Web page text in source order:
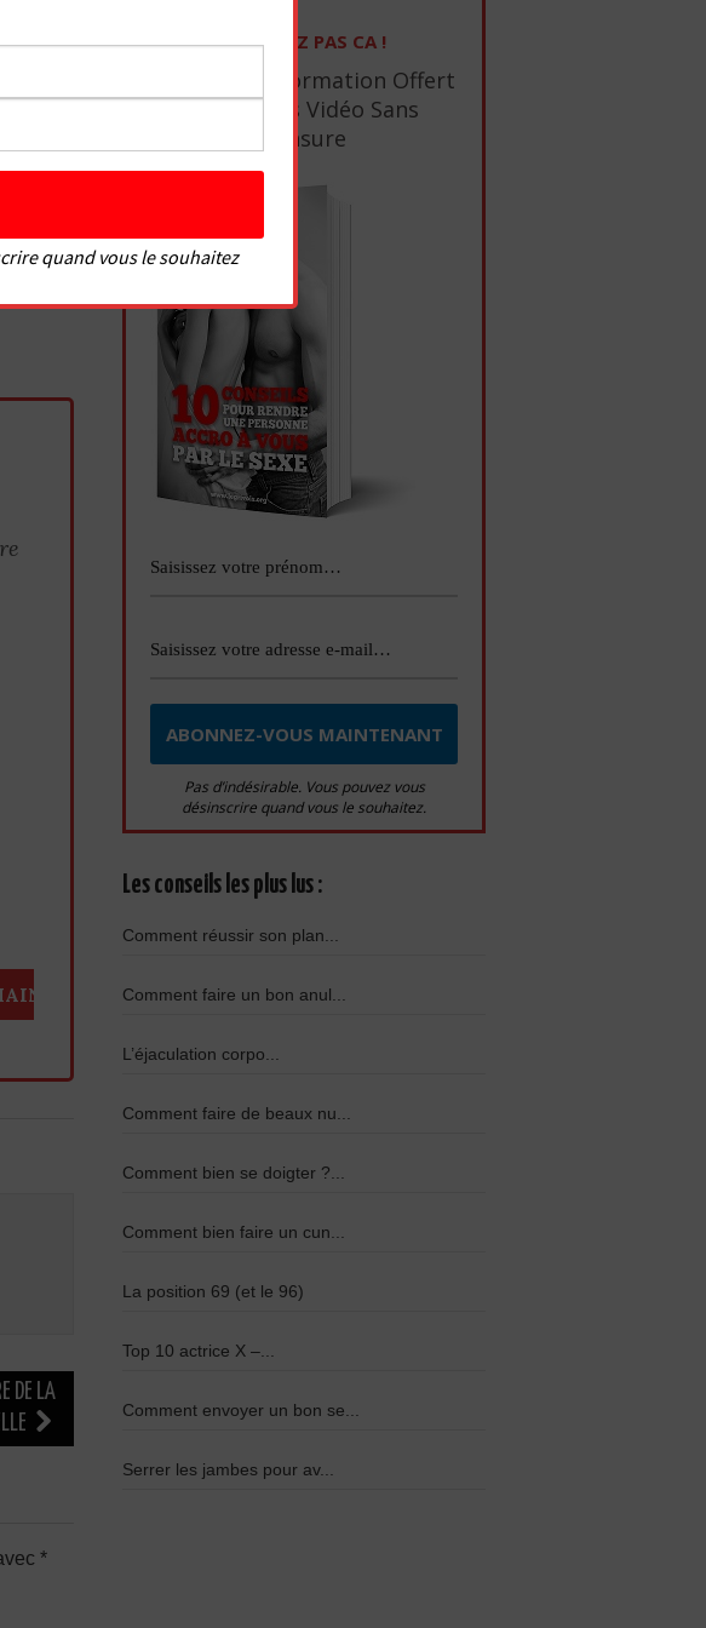
etc.
DE LA
*
NE RATEZ PAS CA !
1 Ebook De Formation Offert
+ 10 Tutos Vidéo Sans
Censure
Pas d’indésirable. Vous pouvez vous
désinscrire quand vous le souhaitez.
Les conseils les plus lus :
Comment réussir son plan...
Comment faire un bon anul...
L’éjaculation corpo...
Comment faire de beaux nu...
Comment bien se doigter ?...
Comment bien faire un cun...
La position 69 (et le 96)
Top 10 actrice X –...
Comment envoyer un bon se...
Serrer les jambes pour av...
quand vous le souhaitez